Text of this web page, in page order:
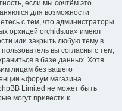
если мы сочтём это
для возможности
с тем, что администраторы
орхидей orchids.ua» имеют
или закрыть любую тему в
вы согласны с тем,
в базе данных. Хотя
лицам без вашего
«форум магазина
Limited не может быть
могут привести к